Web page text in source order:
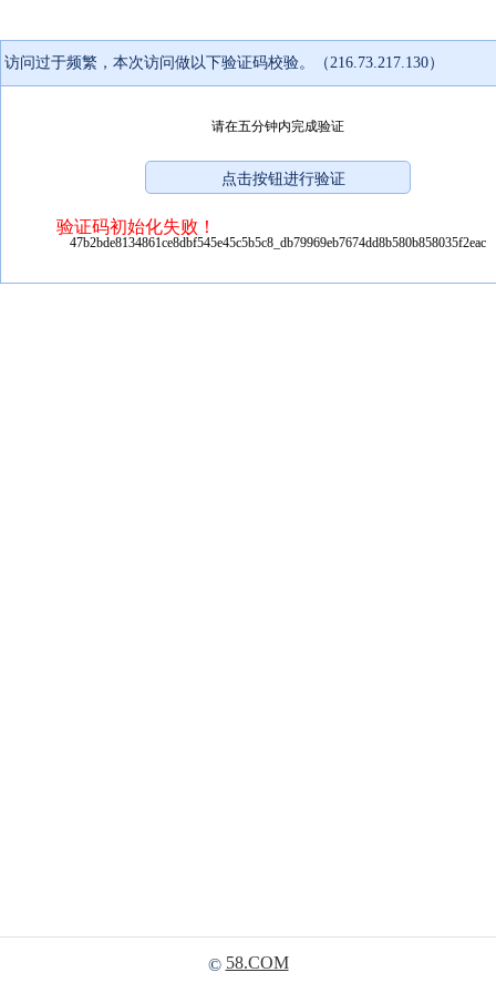
访问过于频繁，本次访问做以下验证码校验。（216.73.217.130）
请在五分钟内完成验证
验证码初始化失败！
47b2bde8134861ce8dbf545e45c5b5c8_db79969eb7674dd8b580b858035f2eac
© 58.COM